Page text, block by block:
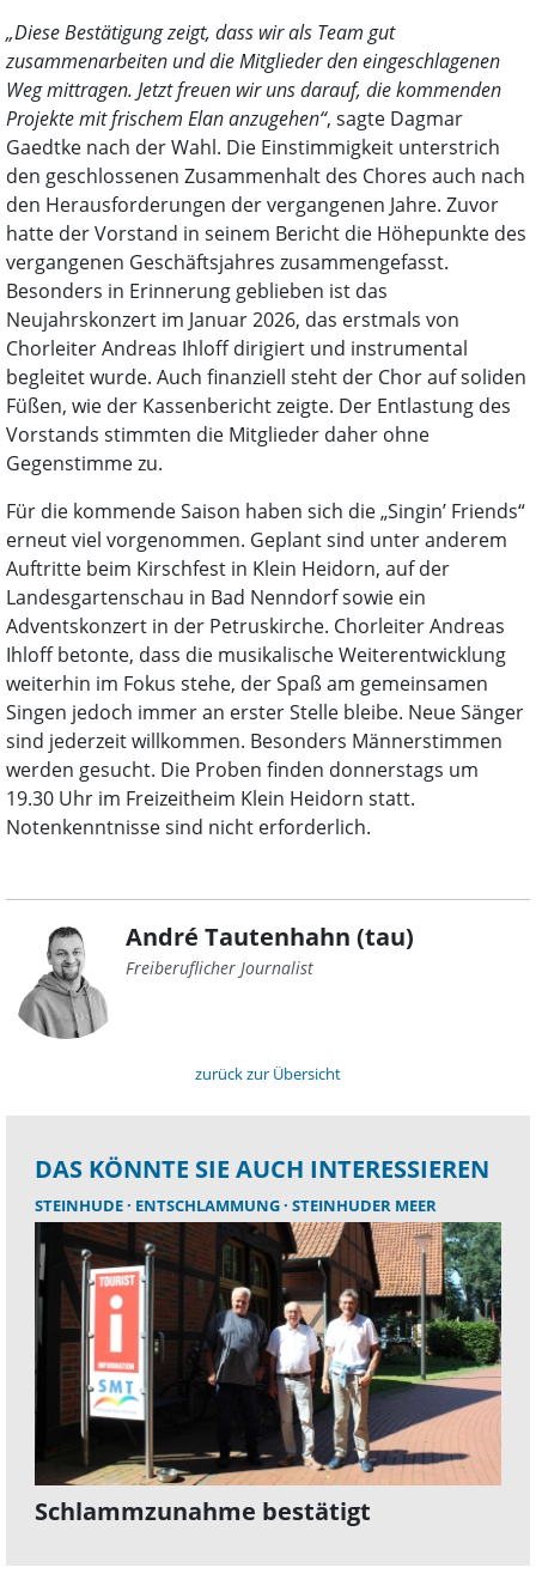
„Diese Bestätigung zeigt, dass wir als Team gut
zusammenarbeiten und die Mitglieder den eingeschlagenen
Weg mittragen. Jetzt freuen wir uns darauf, die kommenden
Projekte mit frischem Elan anzugehen“, sagte Dagmar
Gaedtke nach der Wahl. Die Einstimmigkeit unterstrich
den geschlossenen Zusammenhalt des Chores auch nach
den Herausforderungen der vergangenen Jahre. Zuvor
hatte der Vorstand in seinem Bericht die Höhepunkte des
vergangenen Geschäftsjahres zusammengefasst.
Besonders in Erinnerung geblieben ist das
Neujahrskonzert im Januar 2026, das erstmals von
Chorleiter Andreas Ihloff dirigiert und instrumental
begleitet wurde. Auch finanziell steht der Chor auf soliden
Füßen, wie der Kassenbericht zeigte. Der Entlastung des
Vorstands stimmten die Mitglieder daher ohne
Gegenstimme zu.
Für die kommende Saison haben sich die „Singin’ Friends“
erneut viel vorgenommen. Geplant sind unter anderem
Auftritte beim Kirschfest in Klein Heidorn, auf der
Landesgartenschau in Bad Nenndorf sowie ein
Adventskonzert in der Petruskirche. Chorleiter Andreas
Ihloff betonte, dass die musikalische Weiterentwicklung
weiterhin im Fokus stehe, der Spaß am gemeinsamen
Singen jedoch immer an erster Stelle bleibe. Neue Sänger
sind jederzeit willkommen. Besonders Männerstimmen
werden gesucht. Die Proben finden donnerstags um
19.30 Uhr im Freizeitheim Klein Heidorn statt.
Notenkenntnisse sind nicht erforderlich.
André Tautenhahn (tau)
Freiberuflicher Journalist
zurück zur Übersicht
DAS KÖNNTE SIE AUCH INTERESSIEREN
STEINHUDE ENTSCHLAMMUNG STEINHUDER MEER
Schlammzunahme bestätigt